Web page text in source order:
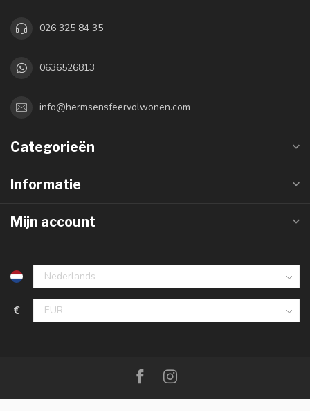
026 325 84 35
0636526813
info@hermsensfeervolwonen.com
Categorieën
Informatie
Mijn account
€